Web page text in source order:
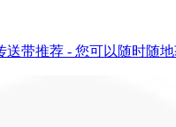
送带推荐 - 您可以随时随